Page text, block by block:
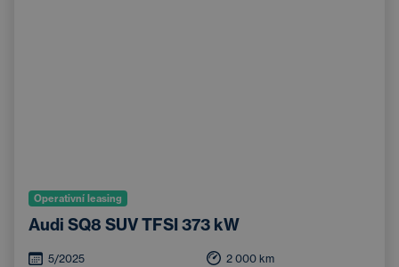
Operativní leasing
Audi SQ8 SUV TFSI 373 kW
5/2025 2 000 km